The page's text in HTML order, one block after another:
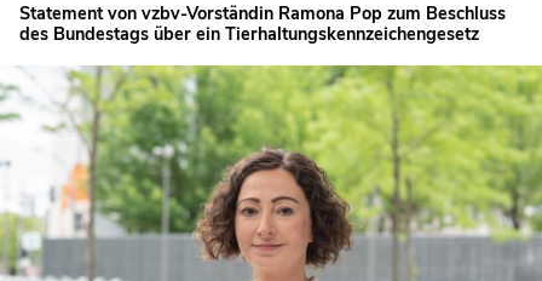
Statement von vzbv-Vorständin Ramona Pop zum Beschluss
des Bundestags über ein Tierhaltungskennzeichengesetz